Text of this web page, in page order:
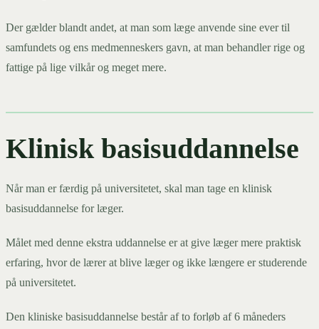
Der gælder blandt andet, at man som læge anvende sine ever til
samfundets og ens medmenneskers gavn, at man behandler rige og
fattige på lige vilkår og meget mere.
Klinisk basisuddannelse
Når man er færdig på universitetet, skal man tage en klinisk
basisuddannelse for læger.
Målet med denne ekstra uddannelse er at give læger mere praktisk
erfaring, hvor de lærer at blive læger og ikke længere er studerende
på universitetet.
Den kliniske basisuddannelse består af to forløb af 6 måneders